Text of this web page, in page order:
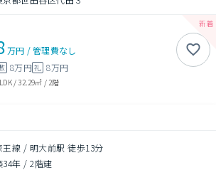
万円 /管理費なし
8万円礼 8万円
/32.29㎡ / 2階
王線 / 明大前駅 徒歩13分
34年 /2階建